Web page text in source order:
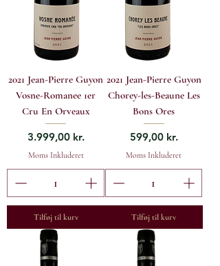
2021 Jean-Pierre Guyon
Vosne-Romanee 1er
Cru En Orveaux
Pris
3.999,00 kr.
Moms Inkluderet
Tilføj til kurv
2021 Jean-Pierre Guyon
Chorey-les-Beaune Les
Bons Ores
Pris
599,00 kr.
Moms Inkluderet
Tilføj til kurv